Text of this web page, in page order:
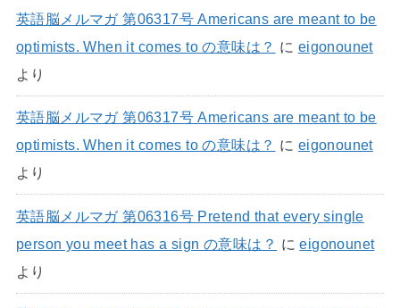
英語脳メルマガ 第06317号 Americans are meant to be
optimists. When it comes to の意味は？ に eigonounet
より
英語脳メルマガ 第06317号 Americans are meant to be
optimists. When it comes to の意味は？ に eigonounet
より
英語脳メルマガ 第06316号 Pretend that every single
person you meet has a sign の意味は？ にeigonounet
より